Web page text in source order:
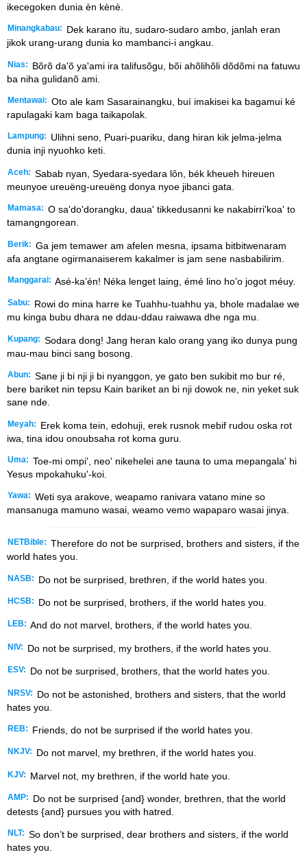
ikecegoken dunia èn kènè.
Minangkabau:
Dek karano itu, sudaro-sudaro ambo, janlah eran
jikok urang-urang dunia ko mambanci-i angkau.
Nias:
Bõrõ da'õ ya'ami ira talifusõgu, bõi ahõlihõli dõdõmi na fatuwu
ba niha gulidanõ ami.
Mentawai: Oto ale kam Sasarainangku, buí imakisei ka bagamui ké
rapulagaki kam baga taikapolak.
Lampung:
Ulihni seno, Puari-puariku, dang hiran kik jelma-jelma
dunia inji nyuohko keti.
Aceh: Sabab nyan, Syedara-syedara lôn, bék kheueh hireuen
meunyoe ureuëng-ureuëng donya nyoe jibanci gata.
Mamasa: O sa'do'dorangku, daua' tikkedusanni ke nakabirri'koa' to
tamangngorean.
Berik: Ga jem temawer am afelen mesna, ipsama bitbitwenaram
afa angtane ogirmanaiserem kakalmer is jam sene nasbabilirim.
Manggarai: Asé-ka’én! Néka lenget laing, émé lino ho’o jogot méuy.
Sabu:
Rowi do mina harre ke Tuahhu-tuahhu ya, bhole madalae we
mu kinga bubu dhara ne ddau-ddau raiwawa dhe nga mu.
Kupang: Sodara dong! Jang heran kalo orang yang iko dunya pung
mau-mau binci sang bosong.
Abun: Sane ji bi nji ji bi nyanggon, ye gato ben sukibit mo bur ré,
bere bariket nin tepsu Kain bariket an bi nji dowok ne, nin yeket suk
sane nde.
Meyah:
Erek koma tein, edohuji, erek rusnok mebif rudou oska rot
iwa, tina idou onoubsaha rot koma guru.
Uma: Toe-mi ompi', neo' nikehelei ane tauna to uma mepangala' hi
Yesus mpokahuku'-koi.
Yawa: Weti sya arakove, weapamo ranivara vatano mine so
mansanuga mamuno wasai, weamo vemo wapaparo wasai jinya.
NETBible: Therefore do not be surprised, brothers and sisters, if the
world hates you.
NASB: Do not be surprised, brethren, if the world hates you.
HCSB: Do not be surprised, brothers, if the world hates you.
LEB: And do not marvel, brothers, if the world hates you.
NIV: Do not be surprised, my brothers, if the world hates you.
ESV: Do not be surprised, brothers, that the world hates you.
NRSV:
Do not be astonished, brothers and sisters, that the world
hates you.
REB: Friends, do not be surprised if the world hates you.
NKJV: Do not marvel, my brethren, if the world hates you.
KJV: Marvel not, my brethren, if the world hate you.
AMP:
Do not be surprised {and} wonder, brethren, that the world
detests {and} pursues you with hatred.
NLT: So don’t be surprised, dear brothers and sisters, if the world
hates you.